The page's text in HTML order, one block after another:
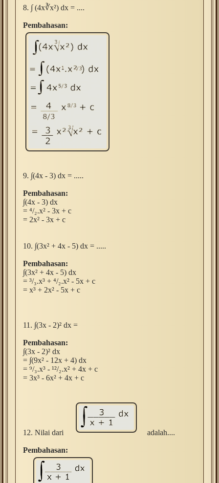
8. ∫ (4x∛x²) dx = ....
Pembahasan:
9. ∫(4x - 3) dx = .....
Pembahasan:
∫(4x - 3) dx
= ⁴/₂.x² - 3x + c
= 2x² - 3x + c
10. ∫(3x² + 4x - 5) dx = .....
Pembahasan:
∫(3x² + 4x - 5) dx
= ³/₃.x³ + ⁴/₂.x² - 5x + c
= x³ + 2x² - 5x + c
11. ∫(3x - 2)² dx =
Pembahasan:
∫(3x - 2)² dx
= ∫(9x² - 12x + 4) dx
= ⁹/₃.x³ - ¹²/₂.x² + 4x + c
= 3x³ - 6x² + 4x + c
12. Nilai dari adalah....
Pembahasan: